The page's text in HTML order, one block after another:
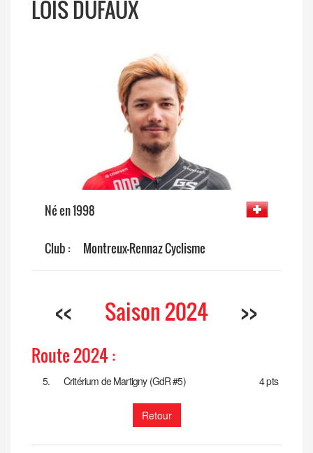
LOÏS DUFAUX
Né en 1998
Club : Montreux-Rennaz Cyclisme
<< Saison 2024 >>
Route 2024 :
5. Critérium de Martigny (GdR #5) 4 pts
Retour